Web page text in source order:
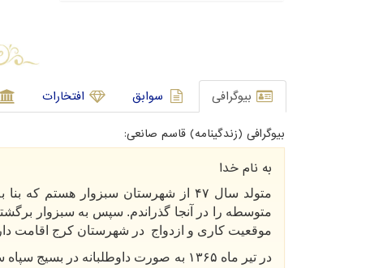
بیوگرافی سوابق افتخارات
بیوگرافی (زندگینامه) قاسم صانعی:
به نام خدا
متولد سال ۴۷ از شهرستان سبزوار هستم که بنا
متوسطه را در آنجا گذراندم. سپس به سبزوار
موقعیت کاری و ازدواج در شهرستان کرج اقامت
در تیر ماه ۱۳۶۵ به صورت داوطلبانه در بسیج